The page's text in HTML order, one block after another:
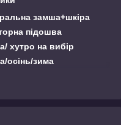
замша+шкіра
підошва
хутро на вибір
осінь/зима